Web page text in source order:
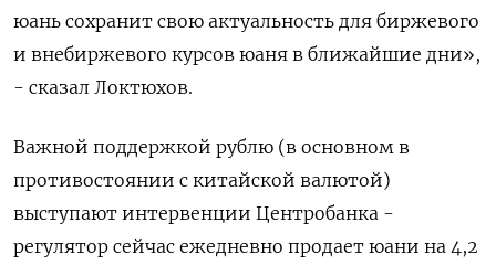
юань сохранит свою актуальность для биржевого
и внебиржевого курсов юаня в ближайшие дни»,
- сказал Локтюхов.
Важной поддержкой рублю (в основном в
противостоянии с китайской валютой)
выступают интервенции Центробанка -
регулятор сейчас ежедневно продает юани на 4,2